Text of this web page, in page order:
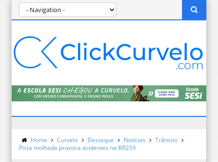
Home Curvelo Destaque Notícias
Trânsito
Pista molhada provoca acidentes na BR259